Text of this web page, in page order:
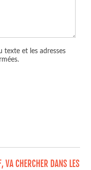
texte et les adresses
VA CHERCHER DANS LES